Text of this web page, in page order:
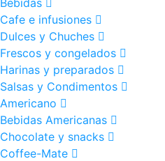
Cafe e infusiones
Dulces y Chuches
Frescos y congelados
Harinas y preparados
Salsas y Condimentos
Americano
Bebidas Americanas
Chocolate y snacks
Coffee-Mate